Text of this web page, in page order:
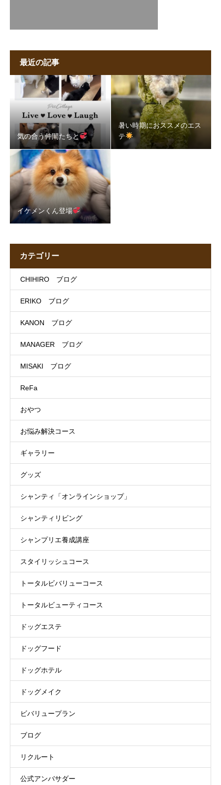
最近の記事
気の合う仲間たちと
暑い時期におススメのエス
テ
イケメンくん登場
カテゴリー
CHIHIRO ブログ
ERIKO ブログ
KANON ブログ
MANAGER ブログ
MISAKI ブログ
ReFa
おやつ
お悩み解決コース
ギャラリー
グッズ
シャンティ「オンラインショップ」
シャンティリビング
シャンプリエ養成講座
スタイリッシュコース
トータルビバリューコース
トータルビューティコース
ドッグエステ
ドッグフード
ドッグホテル
ドッグメイク
ビバリュープラン
ブログ
リクルート
公式アンバサダー